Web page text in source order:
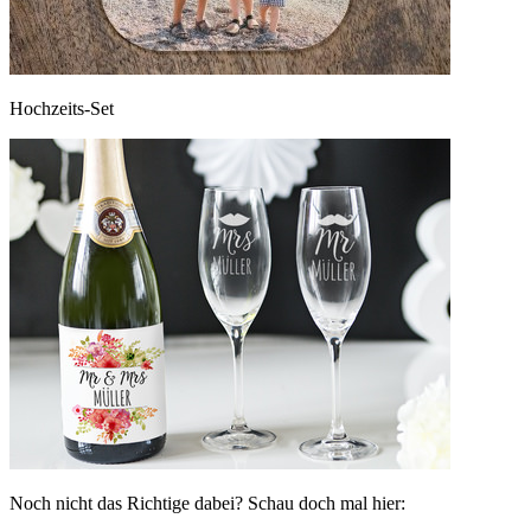
Hochzeits-Set
Noch nicht das Richtige dabei? Schau doch mal hier: